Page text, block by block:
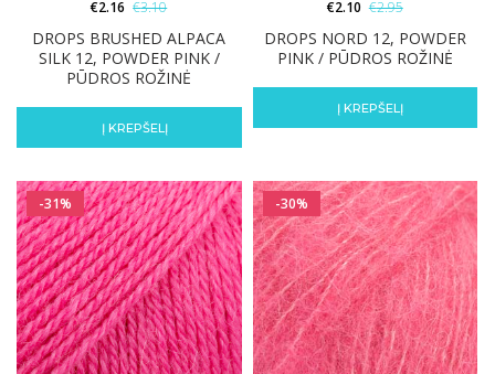
DROPS BRUSHED ALPACA
SILK 12, POWDER PINK /
PŪDROS ROŽINĖ
€2.16 €3.10
Į KREPŠELĮ
DROPS NORD 12, POWDER
PINK / PŪDROS ROŽINĖ
€2.10 €2.95
Į KREPŠELĮ
-31% -30%